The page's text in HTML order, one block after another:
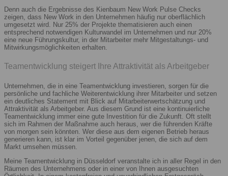
Denn auch die Ergebnisse des Kienbaum New Work Pulse Checks
zeigen, dass New Work in den Unternehmen häufig nur oberflächlich
umgesetzt wird. Nur 25% der Projekte thematisieren auch einen
entsprechend notwendigen Kulturwandel im Unternehmen und nur 20%
eine neue Führungskultur, in der Mitarbeiter mehr Mitgestaltungs- und
Mitwirkungsmöglichkeiten erhalten.
Teamentwicklung steigert Ihre Attraktivität als Arbeitgeber
Unternehmen, die in eine Teamentwicklung investieren, sorgen für die
persönliche und fachliche Weiterentwicklung ihrer Mitarbeiter und setzen
ein deutliches Statement mit Blick auf Mitarbeiterwertschätzung und
Attraktivität als Arbeitgeber. Aus diesem Grund ist eine kontinuierliche
Teamentwicklung immer eine gute Investition für die Zukunft. Oft stellt
sich im Rahmen der Maßnahme auch heraus, wer die führenden Kräfte
von morgen sein könnten. Wer diese aus dem eigenen Betrieb heraus
generieren kann, ist klar im Vorteil gegenüber jenen, die sich auf dem
Markt umsehen müssen.
Meine Teamentwicklung in Düsseldorf veranstalte ich in aller Regel in den
Räumen des Unternehmens oder in einer von Ihnen ausgesuchten